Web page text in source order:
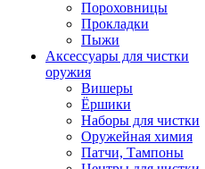
Пороховницы
Прокладки
Пыжи
Аксессуары для чистки
оружия
Вишеры
Ёршики
Наборы для чистки
Оружейная химия
Патчи, Тампоны